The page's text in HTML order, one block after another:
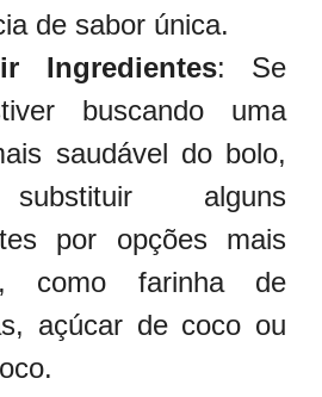
de sabor única.
Ingredientes: Se
buscando uma
saudável do bolo,
alguns
por opções mais
como farinha de
açúcar de coco ou